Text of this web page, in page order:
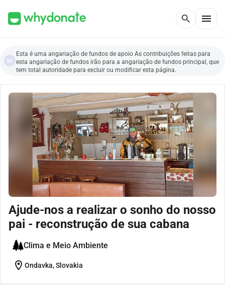
search menu
Esta é uma angariação de fundos de apoio As contribuições feitas para
esta angariação de fundos irão para a angariação de fundos principal, que
tem total autoridade para excluir ou modificar esta página.
Ajude-nos a realizar o sonho do nosso
pai - reconstrução de sua cabana
Clima e Meio Ambiente
location_on Ondavka, Slovakia